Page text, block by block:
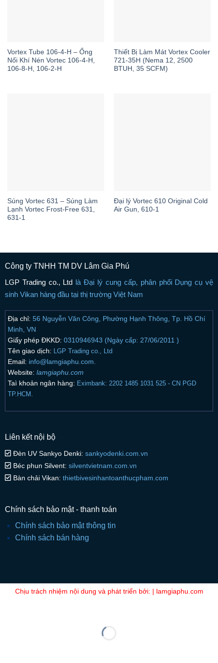
Vortex Tube 106-4-H – Ống
Nối Khí Nén Vortec 106-4-H,
106-8-H, 106-2-H
Thiết Bị Làm Mát Vortex Cooler
721-35H (Nema 12, 2500
BTUH, 35 SCFM)
Súng Vortec 631 – Súng Làm
Lạnh Vortec Frost-Free 631,
631-1
Đại lý Vortec 610 Original Cold
Air Gun, 610-1
Công ty TNHH TM DV Lâm Gia Phú
LGP Trading co., Ltd là Đại lý cung cấp, phân phối Dụng cụ vệ
sinh Vikan hàng đầu tại thị trường Việt Nam
Địa chỉ: 56 Nguyễn Văn Công, Phường Hạnh Thông, Tp. Hồ Chí
Minh, VN
Giấy phép ĐKKD: 0310946943 (Ngày cấp: 27/06/2011 )
Tên giao dịch: LGP Trading co., Ltd
Email: info@lamgiaphu.com.
Website: lamgiaphu.com
Taì khoản ngân hàng: Eximbank: 2202 1485 1031 525 - CN PGD
TP.HCM.
Liên kết nội bộ
Đèn UV Sankyo Denki: sankyodenki.com.vn
Béc phun Silvent: silventvietnam.com.vn
Bàn chải Vikan: thietbivesinhantoanthucpham.com
Chính sách bảo mật - thanh toán
Chính sách bảo mật thông tin
Chính sách bán hàng
Chịu trách nhiệm nội dung và phát triển bởi: | lamgiaphu.com